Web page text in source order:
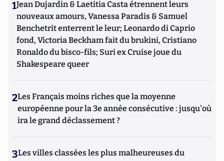
1Jean Dujardin & Laetitia Casta étrennent leurs
nouveaux amours, Vanessa Paradis & Samuel
Benchetrit enterrent le leur; Leonardo di Caprio
fond, Victoria Beckham fait du brukini, Cristiano
Ronaldo du bisco-fils; Suri ex Cruise joue du
Shakespeare queer
2Les Français moins riches que la moyenne
européenne pour la 3e année consécutive : jusqu'où
ira le grand déclassement ?
3Les villes classées les plus malheureuses du